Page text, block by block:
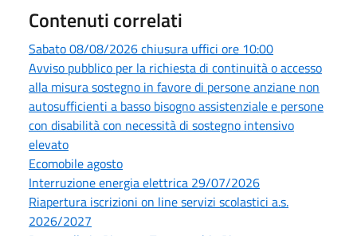
Contenuti correlati
Sabato 08/08/2026 chiusura uffici ore 10:00
Avviso pubblico per la richiesta di continuità o accesso
alla misura sostegno in favore di persone anziane non
autosufficienti a basso bisogno assistenziale e persone
con disabilità con necessità di sostegno intensivo
elevato
Ecomobile agosto
Interruzione energia elettrica 29/07/2026
Riapertura iscrizioni on line servizi scolastici a.s.
2026/2027